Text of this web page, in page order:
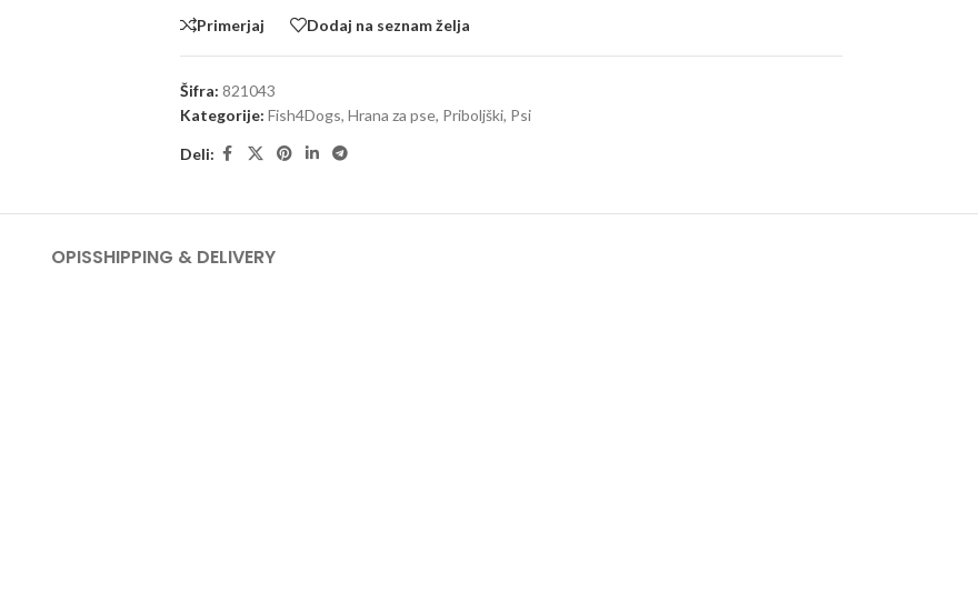
Primerjaj Dodaj na seznam želja
Šifra: 821043
Kategorije: Fish4Dogs, Hrana za pse, Priboljški, Psi
Deli:
OPISSHIPPING & DELIVERY